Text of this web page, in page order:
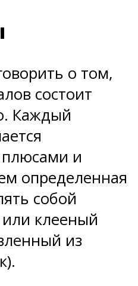
о том,
состоит
Каждый
и
определенная
собой
клееный
из